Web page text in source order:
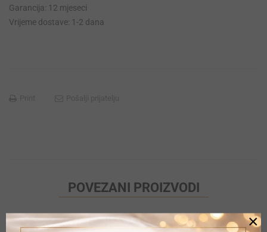
Garancija: 12 mjeseci
Vrijeme dostave: 1-2 dana
POVEZANI PROIZVODI
×